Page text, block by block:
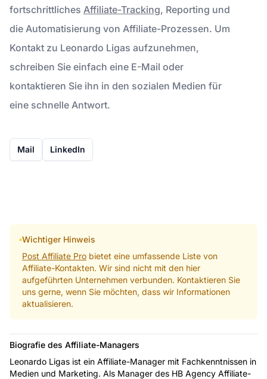
fortschrittliches Affiliate-Tracking, Reporting und
die Automatisierung von Affiliate-Prozessen. Um
Kontakt zu Leonardo Ligas aufzunehmen,
schreiben Sie einfach eine E-Mail oder
kontaktieren Sie ihn in den sozialen Medien für
eine schnelle Antwort.
Mail LinkedIn
Wichtiger Hinweis
Post Affiliate Pro bietet eine umfassende Liste von
Affiliate-Kontakten. Wir sind nicht mit den hier
aufgeführten Unternehmen verbunden. Kontaktieren Sie
uns gerne, wenn Sie möchten, dass wir Informationen
aktualisieren.
Biografie des Affiliate-Managers
Leonardo Ligas ist ein Affiliate-Manager mit Fachkenntnissen in
Medien und Marketing. Als Manager des HB Agency Affiliate-